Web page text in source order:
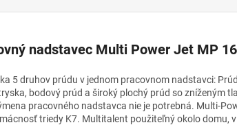
nadstavec Multi Power Jet MP
5 druhov prúdu v jednom pracovnom nadstavci:
bodový prúd a široký plochý prúd so zníženým
pracovného nadstavca nie je potrebná. Multi-
triedy K7. Multitalent použiteľný okolo domu,